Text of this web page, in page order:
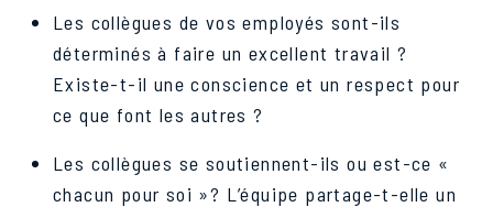
Les collègues de vos employés sont-ils
déterminés à faire un excellent travail ?
Existe-t-il une conscience et un respect pour
ce que font les autres ?
Les collègues se soutiennent-ils ou est-ce «
chacun pour soi »? L’équipe partage-t-elle un